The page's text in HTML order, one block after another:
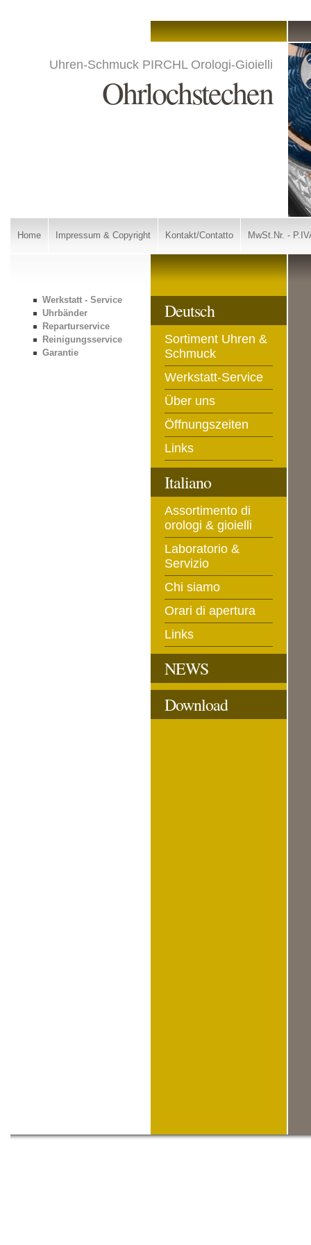
Uhren-Schmuck PIRCHL Orologi-Gioielli
Ohrlochstechen
Home Impressum & Copyright Kontakt/Contatto MwSt.Nr. -
Werkstatt - Service
Uhrbänder
Reparturservice
Reinigungsservice
Garantie
Deutsch
Sortiment Uhren &
Schmuck
Werkstatt-Service
Über uns
Öffnungszeiten
Links
Italiano
Assortimento di
orologi & gioielli
Laboratorio &
Servizio
Chi siamo
Orari di apertura
Links
NEWS
Download